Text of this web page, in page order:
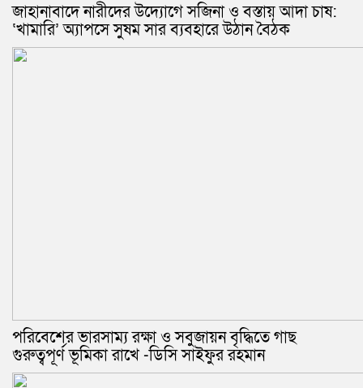
জাহানাবাদে নারীদের উদ্যোগে সজিনা ও বস্তায় আদা চাষ:
‘খামারি’ অ্যাপসে সুষম সার ব্যবহারে উঠান বৈঠক
পরিবেশের ভারসাম্য রক্ষা ও সবুজায়ন বৃদ্ধিতে গাছ
গুরুত্বপূর্ণ ভূমিকা রাখে -ডিসি সাইফুর রহমান